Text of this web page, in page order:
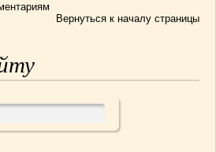
Вернуться к началу страницы